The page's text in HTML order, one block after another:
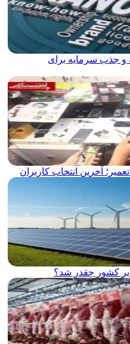
و جذب سرمایه برای
آخرین انتخاب کاربران
کشور چقدر شد؟